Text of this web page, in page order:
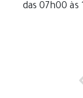
das 07h00 às